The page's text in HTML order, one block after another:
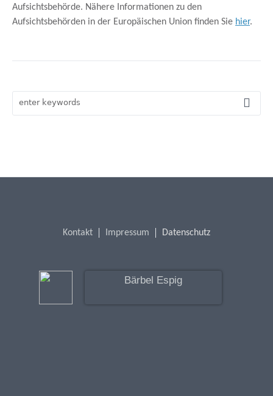
Aufsichtsbehörde. Nähere Informationen zu den
Aufsichtsbehörden in der Europäischen Union finden Sie hier.
Kontakt Impressum Datenschutz
Bärbel Espig